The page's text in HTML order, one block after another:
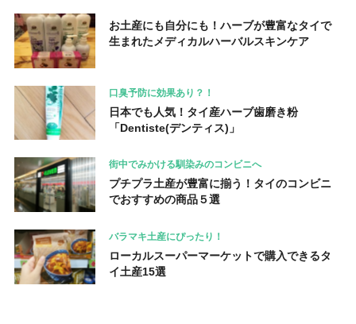
お土産にも自分にも！ハーブが豊富なタイで
生まれたメディカルハーバルスキンケア
口臭予防に効果あり？！
日本でも人気！タイ産ハーブ歯磨き粉
「Dentiste(デンティス)」
街中でみかける馴染みのコンビニへ
プチプラ土産が豊富に揃う！タイのコンビニ
でおすすめの商品５選
バラマキ土産にぴったり！
ローカルスーパーマーケットで購入できるタ
イ土産15選